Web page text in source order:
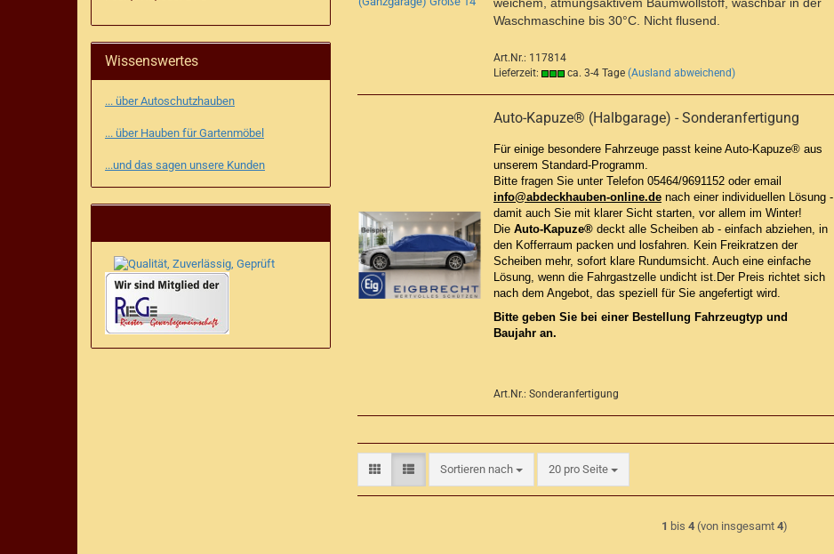
Waschmaschine bis 30°C. Nicht flusend.
Art.Nr.: 117814
Lieferzeit:
ca. 3-4 Tage (Ausland abweichend)
Auto-Kapuze® (Halbgarage) - Sonderanfertigung
Für einige besondere Fahrzeuge passt keine Auto-Kapuze® aus
unserem Standard-Programm.
Bitte fragen Sie unter Telefon 05464/9691152 oder email
info@abdeckhauben-online.de nach einer individuellen Lösung -
damit auch Sie mit klarer Sicht starten, vor allem im Winter!
Die Auto-Kapuze® deckt alle Scheiben ab - einfach abziehen, in
den Kofferraum packen und losfahren. Kein Freikratzen der
Scheiben mehr, sofort klare Rundumsicht. Auch eine einfache
Lösung, wenn die Fahrgastzelle undicht ist.Der Preis richtet sich
nach dem Angebot, das speziell für Sie angefertigt wird.
Bitte geben Sie bei einer Bestellung Fahrzeugtyp und
Baujahr an.
Art.Nr.: Sonderanfertigung
Sortieren nach
Sortieren nach 20 pro Seite
pro Seite
1 bis 4(von insgesamt 4)
Wissenswertes
... über Autoschutzhauben
... über Hauben für Gartenmöbel
...und das sagen unsere Kunden